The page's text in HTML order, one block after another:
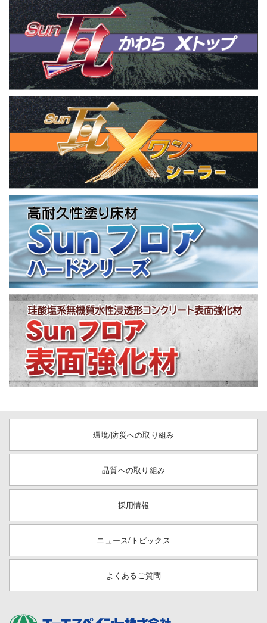
環境/防災への取り組み
品質への取り組み
採用情報
ニュース/トピックス
よくあるご質問